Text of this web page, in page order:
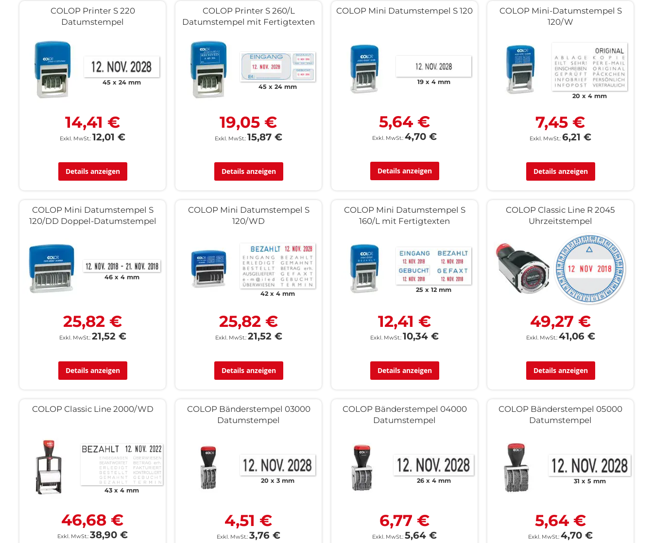
COLOP Printer S 220
Datumstempel
45 x 24 mm
14,41 €
12,01 €
Details anzeigen
COLOP Printer S 260/L
Datumstempel mit Fertigtexten
45 x 24 mm
19,05 €
15,87 €
Details anzeigen
COLOP Mini Datumstempel S 120
19 x 4 mm
5,64 €
4,70 €
Details anzeigen
COLOP Mini-Datumstempel S
120/W
20 x 4 mm
7,45 €
6,21 €
Details anzeigen
COLOP Mini Datumstempel S
120/DD Doppel-Datumstempel
46 x 4 mm
25,82 €
21,52 €
Details anzeigen
COLOP Mini Datumstempel S
120/WD
42 x 4 mm
25,82 €
21,52 €
Details anzeigen
COLOP Mini Datumstempel S
160/L mit Fertigtexten
25 x 12 mm
12,41 €
10,34 €
Details anzeigen
COLOP Classic Line R 2045
Uhrzeitstempel
49,27 €
41,06 €
Details anzeigen
COLOP Classic Line 2000/WD
43 x 4 mm
46,68 €
38,90 €
COLOP Bänderstempel 03000
Datumstempel
20 x 3 mm
4,51 €
3,76 €
COLOP Bänderstempel 04000
Datumstempel
26 x 4 mm
6,77 €
5,64 €
COLOP Bänderstempel 05000
Datumstempel
31 x 5 mm
5,64 €
4,70 €